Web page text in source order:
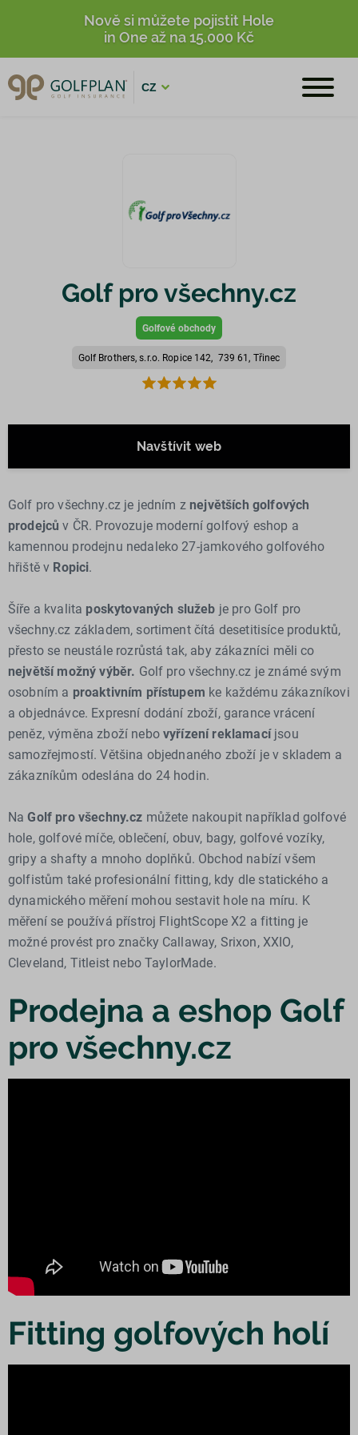
Nově si můžete pojistit Hole
in One až na 15.000 Kč
CZ
Golf pro všechny.cz
Golfové obchody
Golf Brothers, s.r.o. Ropice 142, 739 61, Třinec
Navštívit web
Golf pro všechny.cz je jedním z největších golfových
prodejců v ČR. Provozuje moderní golfový eshop a
kamennou prodejnu nedaleko 27-jamkového golfového
hřiště v Ropici.
Šíře a kvalita poskytovaných služeb je pro Golf pro
všechny.cz základem, sortiment čítá desetitisíce produktů,
přesto se neustále rozrůstá tak, aby zákazníci měli co
největší možný výběr. Golf pro všechny.cz je známé svým
osobním a proaktivním přístupem ke každému zákazníkovi
a objednávce. Expresní dodání zboží, garance vrácení
peněz, výměna zboží nebovyřízení reklamacíjsou
samozřejmostí. Většina objednaného zboží je v skladem a
zákazníkům odeslána do 24 hodin.
NaGolf pro všechny.cz můžete nakoupit například golfové
hole, golfové míče, oblečení, obuv, bagy, golfové vozíky,
gripy a shafty a mnoho doplňků. Obchod nabízí všem
golfistům také profesionální fitting, kdy dle statického a
dynamického měření mohou sestavit hole na míru. K
měření se používá přístroj FlightScope X2 a fitting je
možné provést pro značky Callaway, Srixon, XXIO,
Cleveland, Titleist nebo TaylorMade.
Prodejna a eshop Golf
pro všechny.cz
Fitting golfových holí